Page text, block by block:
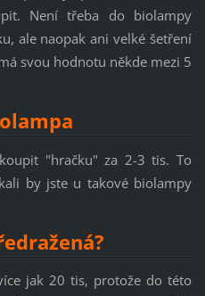
Není třeba do biolampy
ale naopak ani velké šetření
svou hodnotu někde mezi 5
"hračku" za 2-3 tis. To
by jste u takové biolampy
jak 20 tis, protože do této